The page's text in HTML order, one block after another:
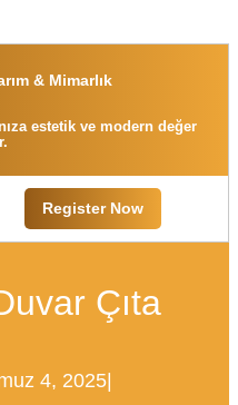
& Mimarlık
estetik ve modern değer
Register Now
Çıta
4, 2025|